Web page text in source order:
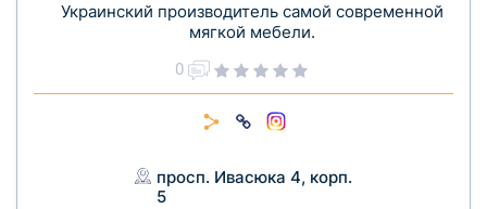
Украинский производитель самой современной
мягкой мебели.
0
просп. Ивасюка 4, корп.
5